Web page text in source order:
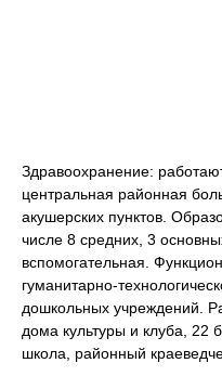
Здравоохранение:
центральная районная
акушерских пунктов.
числе 8 средних, 3
вспомогательная.
гуманитарно-
дошкольных учреждений.
дома культуры и клуба, 22
школа, районный